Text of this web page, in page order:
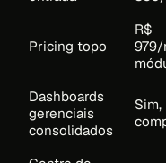
Pricing topo
R$
979/
Dashboards
gerenciais
consolidados
Sim,